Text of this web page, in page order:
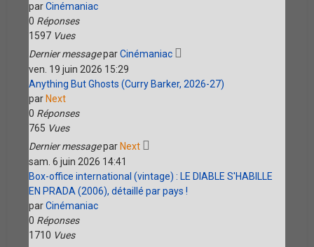
parCinémaniac
0 Réponses
1597 Vues
Dernier messageparCinémaniac
ven. 19 juin 2026 15:29
Anything But Ghosts (Curry Barker, 2026-27)
par Next
0 Réponses
765 Vues
Dernier messagepar Next
sam. 6 juin 2026 14:41
Box-office international (vintage) : LE DIABLE S'HABILLE
EN PRADA (2006), détaillé par pays !
parCinémaniac
0 Réponses
1710 Vues